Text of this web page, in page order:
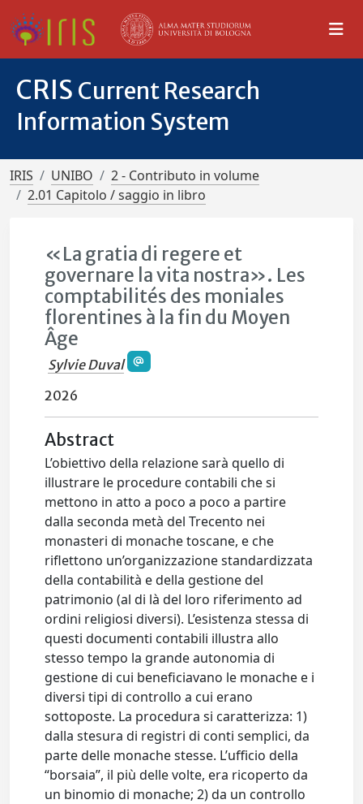
CRIS Current Research
Information System
IRIS UNIBO
2 - Contributo in volume
2.01 Capitolo / saggio in libro
«La gratia di regere et
governare la vita nostra». Les
comptabilités des moniales
florentines à la fin du Moyen
Âge
Sylvie Duval
2026
Abstract
L’obiettivo della relazione sarà quello di
illustrare le procedure contabili che si
mettono in atto a poco a poco a partire
dalla seconda metà del Trecento nei
monasteri di monache toscane, e che
riflettono un’organizzazione standardizzata
della contabilità e della gestione del
patrimonio (al di là del loro riferimento ad
ordini religiosi diversi). L’esistenza stessa di
questi documenti contabili illustra allo
stesso tempo la grande autonomia di
gestione di cui beneficiavano le monache e i
diversi tipi di controllo a cui erano
sottoposte. La procedura si caratterizza: 1)
dalla stesura di registri di conti semplici, da
parte delle monache stesse. L’ufficio della
“borsaia”, il più delle volte, era ricoperto da
un binomio di monache; 2) da un controllo